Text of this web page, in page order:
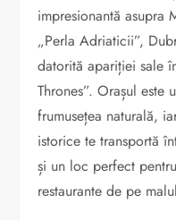
impresionantă asupra
„Perla Adriaticii”,
datorită apariției sale
Thrones”. Orașul
frumusețea naturală,
istorice te transportă
și un loc perfect
restaurante de pe